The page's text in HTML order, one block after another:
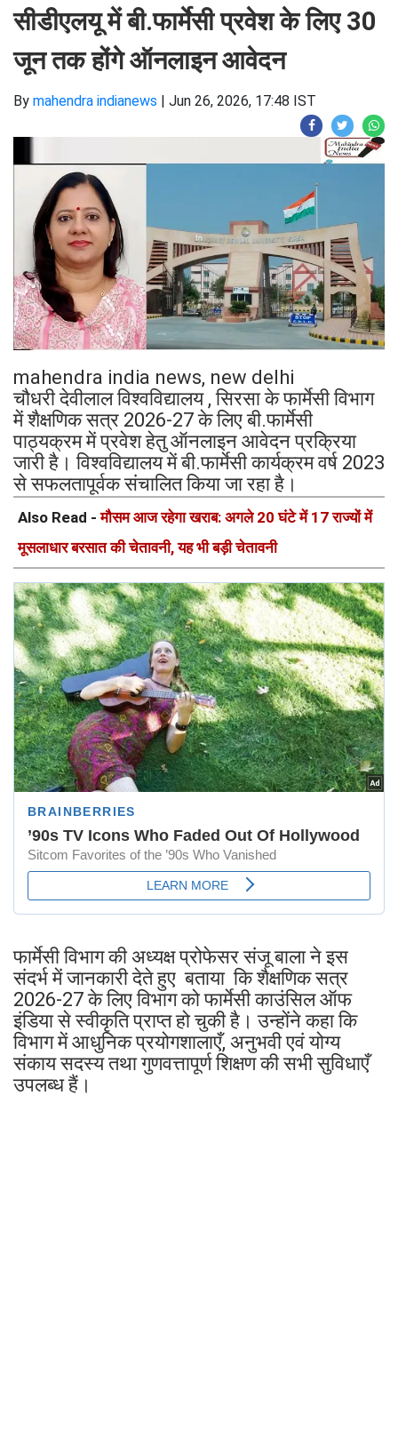
सीडीएलयू में बी.फार्मेसी प्रवेश के लिए 30
जून तक होंगे ऑनलाइन आवेदन
By mahendra indianews | Jun 26, 2026, 17:48 IST
mahendra india news, new delhi
चौधरी देवीलाल विश्वविद्यालय , सिरसा के फार्मेसी विभाग
में शैक्षणिक सत्र 2026-27 के लिए बी.फार्मेसी
पाठ्यक्रम में प्रवेश हेतु ऑनलाइन आवेदन प्रक्रिया
जारी है। विश्वविद्यालय में बी.फार्मेसी कार्यक्रम वर्ष 2023
से सफलतापूर्वक संचालित किया जा रहा है।
Also Read -मौसम आज रहेगा खराब: अगले 20 घंटे में 17 राज्यों में
मूसलाधार बरसात की चेतावनी, यह भी बड़ी चेतावनी
फार्मेसी विभाग की अध्यक्ष प्रोफेसर संजू बाला ने इस
संदर्भ में जानकारी देते हुए बताया कि शैक्षणिक सत्र
2026-27 के लिए विभाग को फार्मेसी काउंसिल ऑफ
इंडिया से स्वीकृति प्राप्त हो चुकी है। उन्होंने कहा कि
विभाग में आधुनिक प्रयोगशालाएँ, अनुभवी एवं योग्य
संकाय सदस्य तथा गुणवत्तापूर्ण शिक्षण की सभी सुविधाएँ
उपलब्ध हैं।